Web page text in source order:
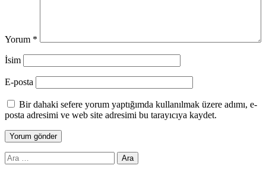
Yorum *
İsim
E-posta
Bir dahaki sefere yorum yaptığımda kullanılmak üzere adımı, e-
posta adresimi ve web site adresimi bu tarayıcıya kaydet.
Arama: